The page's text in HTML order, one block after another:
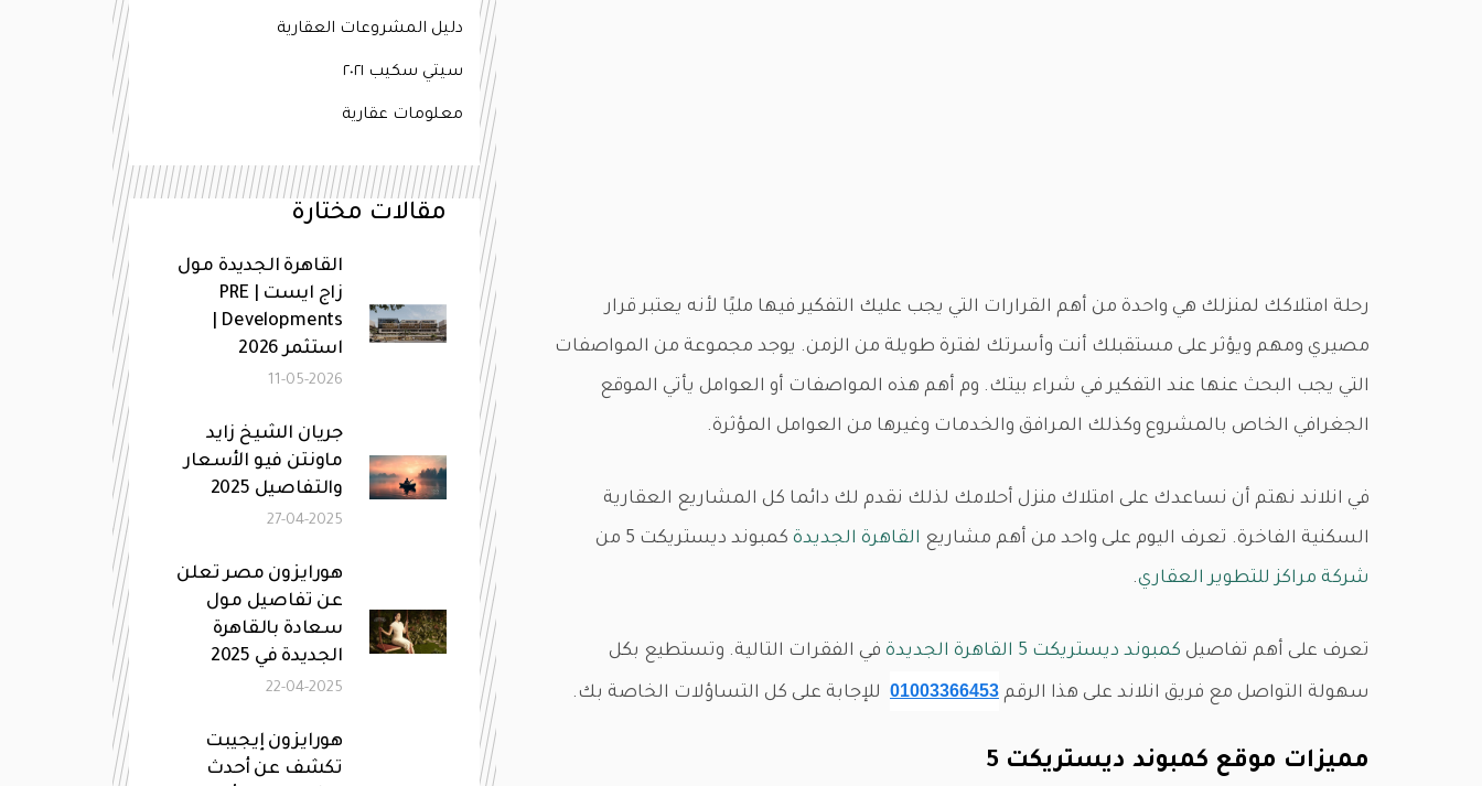
رحلة امتلاكك لمنزلك هي واحدة من أهم القرارات التي يجب عليك التفكير فيها مليًا لأنه يعتبر قرار
مصيري ومهم ويؤثر على مستقبلك أنت وأسرتك لفترة طويلة من الزمن. يوجد مجموعة من المواصفات
التي يجب البحث عنها عند التفكير في شراء بيتك. وم أهم هذه المواصفات أو العوامل يأتي الموقع
الجغرافي الخاص بالمشروع وكذلك المرافق والخدمات وغيرها من العوامل المؤثرة.
في انلاند نهتم أن نساعدك على امتلاك منزل أحلامك لذلك نقدم لك دائما كل المشاريع العقارية
السكنية الفاخرة. تعرف اليوم على واحد من أهم مشاريع القاهرة الجديدة كمبوند ديستريكت 5 من
شركة مراكز للتطوير العقاري.
تعرف على أهم تفاصيل كمبوند ديستريكت 5 القاهرة الجديدة في الفقرات التالية. وتستطيع بكل
سهولة التواصل مع فريق انلاند على هذا الرقم 01003366453 للإجابة على كل التساؤلات الخاصة بك.
مميزات موقع كمبوند ديستريكت 5
دليل المشروعات العقارية
سيتي سكيب ٢٠٢١
معلومات عقارية
مقالات مختارة
القاهرة الجديدة مول
زاج ايست | PRE
استثمر 2026
11-05-2026
جريان الشيخ زايد
ماونتن فيو الأسعار
والتفاصيل 2025
27-04-2025
هورايزون مصر تعلن
عن تفاصيل مول
سعادة بالقاهرة
الجديدة في 2025
22-04-2025
هورايزون إيجيبت
تكشف عن أحدث